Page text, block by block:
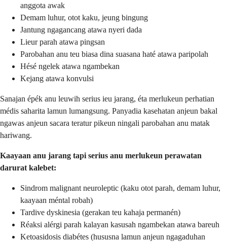
anggota awak
Demam luhur, otot kaku, jeung bingung
Jantung ngagancang atawa nyeri dada
Lieur parah atawa pingsan
Parobahan anu teu biasa dina suasana haté atawa paripolah
Hésé ngelek atawa ngambekan
Kejang atawa konvulsi
Sanajan épék anu leuwih serius ieu jarang, éta merlukeun perhatian
médis saharita lamun lumangsung. Panyadia kasehatan anjeun bakal
ngawas anjeun sacara teratur pikeun ningali parobahan anu matak
hariwang.
Kaayaan anu jarang tapi serius anu merlukeun perawatan
darurat kalebet:
Sindrom malignant neuroleptic (kaku otot parah, demam luhur,
kaayaan méntal robah)
Tardive dyskinesia (gerakan teu kahaja permanén)
Réaksi alérgi parah kalayan kasusah ngambekan atawa bareuh
Ketoasidosis diabétes (hususna lamun anjeun ngagaduhan